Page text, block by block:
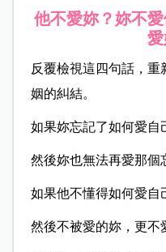
他不愛妳？妳不
反覆檢視這四句話，
姻的糾結。
如果妳忘記了如何愛自
然後妳也無法再愛那個
如果他不懂得如何愛自
然後不被愛的妳，更不